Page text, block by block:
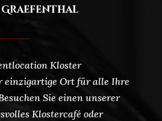
Kloster
einzigartige Ort für alle Ihre
Sie einen unserer
Klostercafé oder